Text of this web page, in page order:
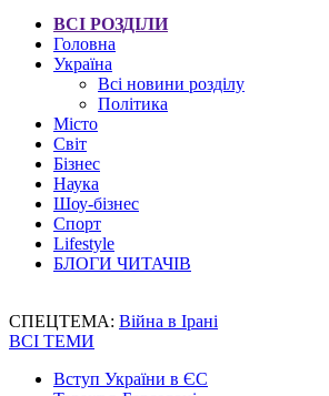
ВСІ РОЗДІЛИ
Головна
Україна
Всі новини розділу
Політика
Місто
Світ
Бізнес
Наука
Шоу-бізнес
Спорт
Lifestyle
БЛОГИ ЧИТАЧІВ
СПЕЦТЕМА: Війна в Ірані
ВСІ ТЕМИ
Вступ України в ЄС